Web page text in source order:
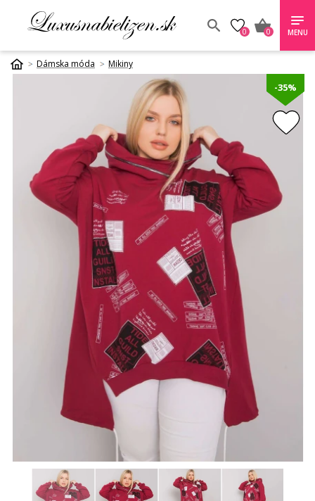
0 0 MENU
Dámska móda Mikiny
-35%